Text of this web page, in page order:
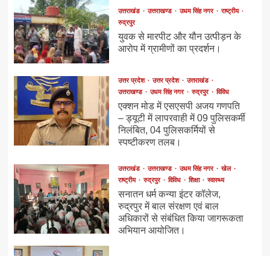
उत्तराखंड उत्तराखण्ड उधम सिंह नगर
राष्ट्रीय
रुद्रपुर
युवक से मारपीट और यौन उत्पीड़न के
आरोप में ग्रामीणों का प्रदर्शन।
उत्तर प्रदेश उत्तर प्रदेश
उत्तराखंड
उत्तराखण्ड
उधम सिंह नगर रुद्रपुर विविध
एक्शन मोड में एसएसपी अजय गणपति
– ड्यूटी में लापरवाही में 09 पुलिसकर्मी
निलंबित, 04 पुलिसकर्मियों से
स्पष्टीकरण तलब।
उत्तराखंड उत्तराखण्ड उधम सिंह नगर
खेल
राष्ट्रीय
रुद्रपुर विविध शिक्षा स्वास्थ्य
सनातन धर्म कन्या इंटर कॉलेज,
रुद्रपुर में बाल संरक्षण एवं बाल
अधिकारों से संबंधित किया जागरूकता
अभियान आयोजित।